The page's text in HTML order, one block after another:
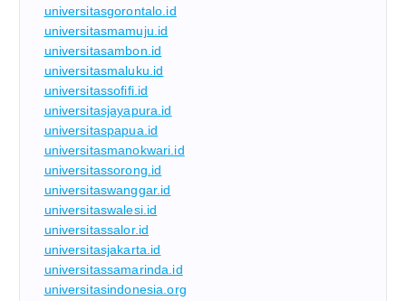
universitasgorontalo.id
universitasmamuju.id
universitasambon.id
universitasmaluku.id
universitassofifi.id
universitasjayapura.id
universitaspapua.id
universitasmanokwari.id
universitassorong.id
universitaswanggar.id
universitaswalesi.id
universitassalor.id
universitasjakarta.id
universitassamarinda.id
universitasindonesia.org